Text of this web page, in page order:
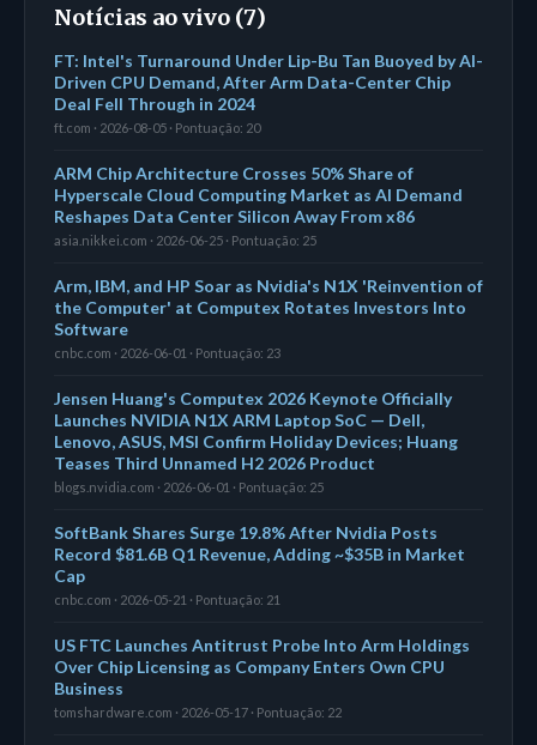
Notícias ao vivo (7)
FT: Intel's Turnaround Under Lip-Bu Tan Buoyed by AI-
Driven CPU Demand, After Arm Data-Center Chip
Deal Fell Through in 2024
ft.com · 2026-08-05 · Pontuação: 20
ARM Chip Architecture Crosses 50% Share of
Hyperscale Cloud Computing Market as AI Demand
Reshapes Data Center Silicon Away From x86
asia.nikkei.com · 2026-06-25 · Pontuação: 25
Arm, IBM, and HP Soar as Nvidia's N1X 'Reinvention of
the Computer' at Computex Rotates Investors Into
Software
cnbc.com · 2026-06-01 · Pontuação: 23
Jensen Huang's Computex 2026 Keynote Officially
Launches NVIDIA N1X ARM Laptop SoC — Dell,
Lenovo, ASUS, MSI Confirm Holiday Devices; Huang
Teases Third Unnamed H2 2026 Product
blogs.nvidia.com · 2026-06-01 · Pontuação: 25
SoftBank Shares Surge 19.8% After Nvidia Posts
Record $81.6B Q1 Revenue, Adding ~$35B in Market
Cap
cnbc.com · 2026-05-21 · Pontuação: 21
US FTC Launches Antitrust Probe Into Arm Holdings
Over Chip Licensing as Company Enters Own CPU
Business
tomshardware.com · 2026-05-17 · Pontuação: 22